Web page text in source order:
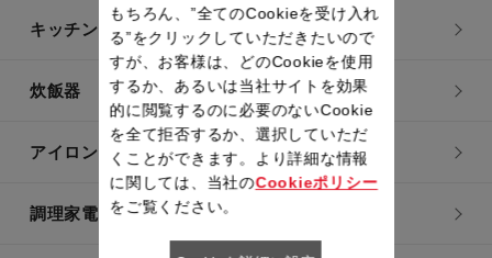
キッチン用品
炊飯器
アイロン・衣類スチーマー
調理家電
もちろん、”全てのCookieを受け入れ
る”をクリックしていただきたいので
すが、お客様は、どのCookieを使用
するか、あるいは当社サイトを効果
的に閲覧するのに必要のないCookie
を全て拒否するか、選択していただ
くことができます。より詳細な情報
に関しては、当社のCookieポリシー
をご覧ください。